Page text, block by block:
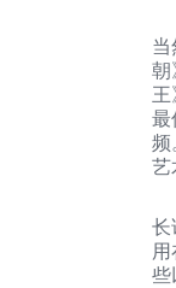
当
朝
王
最
频
艺
长
些